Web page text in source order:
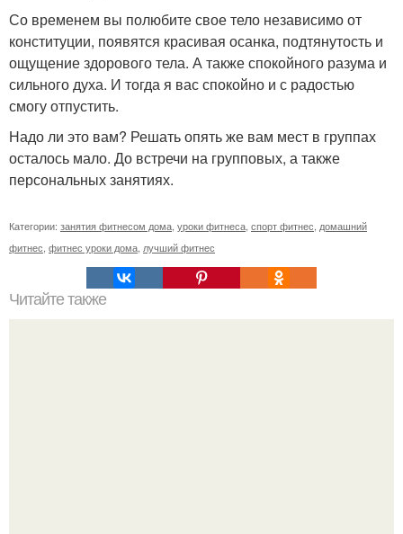
Со временем вы полюбите свое тело независимо от
конституции, появятся красивая осанка, подтянутость и
ощущение здорового тела. А также спокойного разума и
сильного духа. И тогда я вас спокойно и с радостью
смогу отпустить.
Надо ли это вам? Решать опять же вам мест в группах
осталось мало. До встречи на групповых, а также
персональных занятиях.
Категории: занятия фитнесом дома уроки фитнеса спорт фитнес домашний
фитнес фитнес уроки дома лучший фитнес
Читайте также